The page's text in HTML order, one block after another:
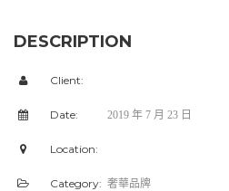
DESCRIPTION
Client:
Date: 2019 年 7 月 23 日
Location:
Category: 奢華品牌